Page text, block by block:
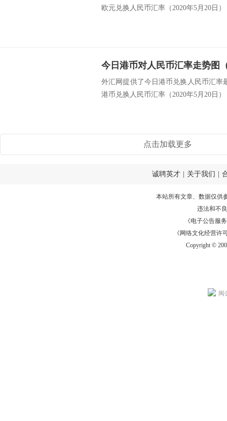
欧元兑换人民币汇率（2020年5月20日
今日港币对人民币汇率走势图
外汇网提供了今日港币兑换人民币汇率
港币兑换人民币汇率（2020年5月20日
点击加载更多
诚聘英才 关于我们
本站所有文章、数据仅供
违法和不
《电子公告服务
《网络文化经营许
Copyright ©
闽